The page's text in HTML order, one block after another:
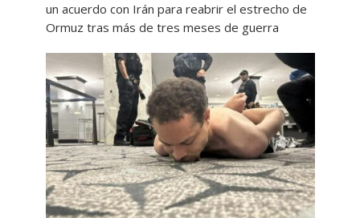
un acuerdo con Irán para reabrir el estrecho de
Ormuz tras más de tres meses de guerra